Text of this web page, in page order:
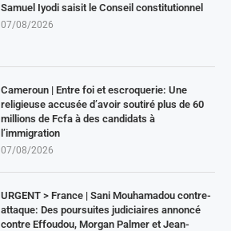
Samuel Iyodi saisit le Conseil constitutionnel
07/08/2026
Cameroun | Entre foi et escroquerie: Une
religieuse accusée d’avoir soutiré plus de 60
millions de Fcfa à des candidats à
l’immigration
07/08/2026
URGENT > France | Sani Mouhamadou contre-
attaque: Des poursuites judiciaires annoncé
contre Effoudou, Morgan Palmer et Jean-